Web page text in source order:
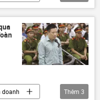
PVN
doanh
Thêm 3